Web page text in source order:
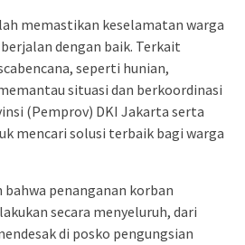
memastikan keselamatan warga
dengan baik. Terkait
seperti hunian,
situasi dan berkoordinasi
(Pemprov) DKI Jakarta serta
mencari solusi terbaik bagi warga
penanganan korban
secara menyeluruh, dari
di posko pengungsian